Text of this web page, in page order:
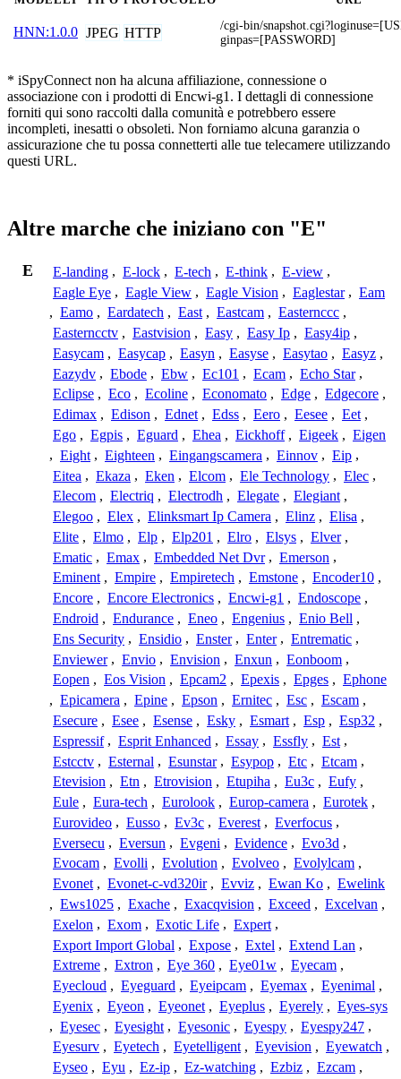
HNN:1.0.0 JPEG HTTP
/cgi-bin/
ginpas=[PASSWORD]
* iSpyConnect non ha alcuna affiliazione, connessione o
associazione con i prodotti di Encwi-g1. I dettagli di connessione
forniti qui sono raccolti dalla comunità e potrebbero essere
incompleti, inesatti o obsoleti. Non forniamo alcuna garanzia o
assicurazione che tu possa connetterti alle tue telecamere utilizzando
questi URL.
Altre marche che iniziano con "E"
E E-landing , E-lock , E-tech , E-think , E-view ,
Eagle Eye , Eagle View , Eagle Vision , Eaglestar , Eam
, Eamo , Eardatech , East , Eastcam , Easternccc ,
Easterncctv , Eastvision , Easy , Easy Ip , Easy4ip ,
Easycam , Easycap , Easyn , Easyse , Easytao , Easyz ,
Eazydv , Ebode , Ebw , Ec101 , Ecam , Echo Star ,
Eclipse , Eco , Ecoline , Economato , Edge , Edgecore ,
Edimax , Edison , Ednet , Edss , Eero , Eesee , Eet ,
Ego , Egpis , Eguard , Ehea , Eickhoff , Eigeek , Eigen
, Eight , Eighteen , Eingangscamera , Einnov , Eip ,
Eitea , Ekaza , Eken , Elcom , Ele Technology , Elec ,
Elecom , Electriq , Electrodh , Elegate , Elegiant ,
Elegoo , Elex , Elinksmart Ip Camera , Elinz , Elisa ,
Elite , Elmo , Elp , Elp201 , Elro , Elsys , Elver ,
Ematic , Emax , Embedded Net Dvr , Emerson ,
Eminent , Empire , Empiretech , Emstone , Encoder10 ,
Encore , Encore Electronics , Encwi-g1 , Endoscope ,
Endroid , Endurance , Eneo , Engenius , Enio Bell ,
Ens Security , Ensidio , Enster , Enter , Entrematic ,
Enviewer , Envio , Envision , Enxun , Eonboom ,
Eopen , Eos Vision , Epcam2 , Epexis , Epges , Ephone
, Epicamera , Epine , Epson , Ernitec , Esc , Escam ,
Esecure , Esee , Esense , Esky , Esmart , Esp , Esp32 ,
Espressif , Esprit Enhanced , Essay , Essfly , Est ,
Estcctv , Esternal , Esunstar , Esypop , Etc , Etcam ,
Etevision , Etn , Etrovision , Etupiha , Eu3c , Eufy ,
Eule , Eura-tech , Eurolook , Europ-camera , Eurotek ,
Eurovideo , Eusso , Ev3c , Everest , Everfocus ,
Eversecu , Eversun , Evgeni , Evidence , Evo3d ,
Evocam , Evolli , Evolution , Evolveo , Evolylcam ,
Evonet , Evonet-c-vd320ir , Evviz , Ewan Ko , Ewelink
, Ews1025 , Exache , Exacqvision , Exceed , Excelvan ,
Exelon , Exom , Exotic Life , Expert ,
Export Import Global , Expose , Extel , Extend Lan ,
Extreme , Extron , Eye 360 , Eye01w , Eyecam ,
Eyecloud , Eyeguard , Eyeipcam , Eyemax , Eyenimal ,
Eyenix , Eyeon , Eyeonet , Eyeplus , Eyerely , Eyes-sys
, Eyesec , Eyesight , Eyesonic , Eyespy , Eyespy247 ,
Eyesurv , Eyetech , Eyetelligent , Eyevision , Eyewatch ,
Eyseo , Eyu , Ez-ip , Ez-watching , Ezbiz , Ezcam ,